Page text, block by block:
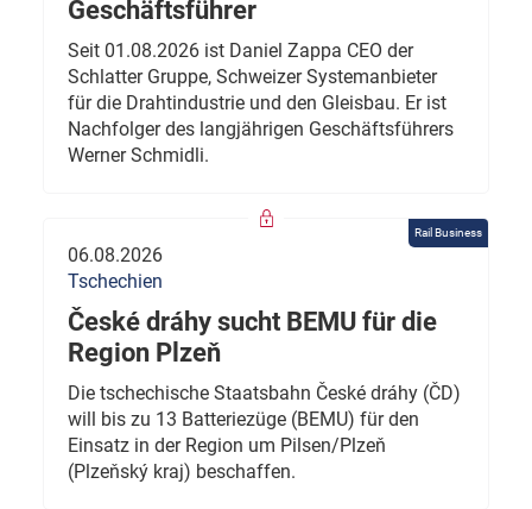
Geschäftsführer
Seit 01.08.2026 ist Daniel Zappa CEO der
Schlatter Gruppe, Schweizer Systemanbieter
für die Drahtindustrie und den Gleisbau. Er ist
Nachfolger des langjährigen Geschäftsführers
Werner Schmidli.
Rail Business
06.08.2026
Tschechien
České dráhy sucht BEMU für die
Region Plzeň
Die tschechische Staatsbahn České dráhy (ČD)
will bis zu 13 Batteriezüge (BEMU) für den
Einsatz in der Region um Pilsen/Plzeň
(Plzeňský kraj) beschaffen.